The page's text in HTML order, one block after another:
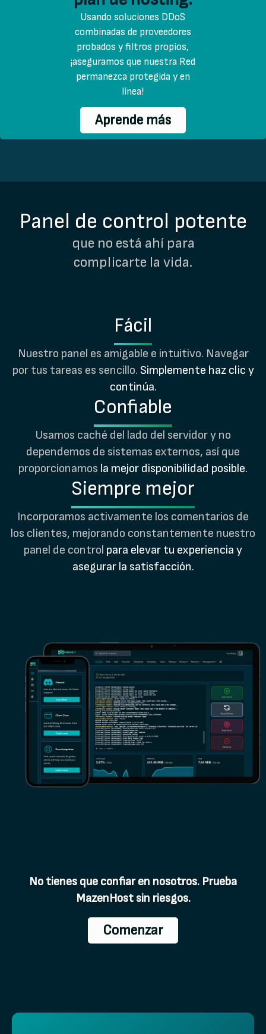
Usando soluciones DDoS
combinadas de proveedores
probados y filtros propios,
¡aseguramos que nuestra Red
permanezca protegida y en
línea!
Aprende más
Panel de control potente
que no está ahí para
complicarte la vida.
Fácil
Nuestro panel es amigable e intuitivo. Navegar
por tus tareas es sencillo. Simplemente haz clic y
continúa.
Confiable
Usamos caché del lado del servidor y no
dependemos de sistemas externos, así que
proporcionamos la mejor disponibilidad posible.
Siempre mejor
Incorporamos activamente los comentarios de
los clientes, mejorando constantemente nuestro
panel de control para elevar tu experiencia y
asegurar la satisfacción.
No tienes que confiar en nosotros. Prueba
MazenHost sin riesgos.
Comenzar